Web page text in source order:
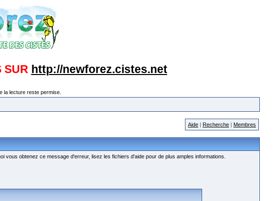
SUR http://newforez.cistes.net
la lecture reste permise.
Aide | Recherche | Membres
obtenez ce message d'erreur, lisez les fichiers d'aide pour de plus amples informations.